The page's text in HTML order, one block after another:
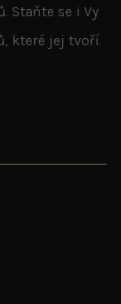
Staňte se i Vy
které jej tvoří.